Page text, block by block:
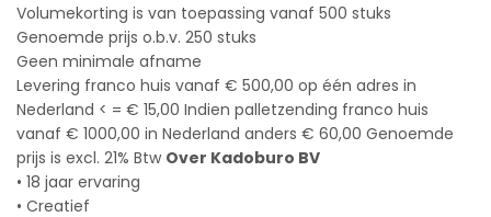
Volumekorting is van toepassing vanaf 500 stuks
Genoemde prijs o.b.v. 250 stuks
Geen minimale afname
Levering franco huis vanaf € 500,00 op één adres in
Nederland < = € 15,00 Indien palletzending franco huis
vanaf € 1000,00 in Nederland anders € 60,00 Genoemde
prijs is excl. 21% Btw Over Kadoburo BV
• 18 jaar ervaring
• Creatief